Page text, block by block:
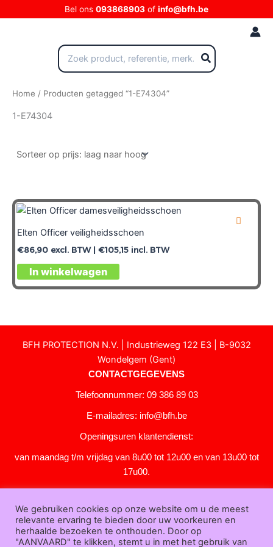
naar
Bel ons 093868903 of info@bfh.be
Zoeken
naar:
Home / Producten getagged “1-E74304”
1-E74304
Elten Officer veiligheidsschoen
€86,90 excl. BTW | €105,15 incl. BTW
In winkelwagen
BFH PROTECTION N.V. | Industrieweg 122 E3 | B-9032
Wondelgem (Gent)
CONTACTGEGEVENS
Telefoonnummer: 09 386 89 03
E-mailadres: info@bfh.be
Openingsuren klantendienst:
van maandag t/m vrijdag van 8u00 tot 12u00 en van 13u00 tot
17u00.
KLANTENSERVICE
Over
ons|Bedrijfsgegevens|F.A.Q.|Bestelprocedure|Betaling|
We gebruiken cookies op onze website om u de meest
relevante ervaring te bieden door uw voorkeuren en
herhaalde bezoeken te onthouden. Door op
"AANVAARD" te klikken, stemt u in met het gebruik van